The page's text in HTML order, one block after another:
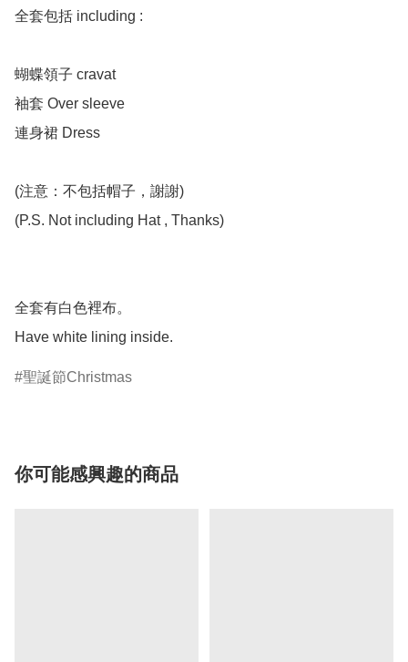
全套包括 including :
蝴蝶領子 cravat
袖套 Over sleeve
連身裙 Dress
(注意：不包括帽子，謝謝)
(P.S. Not including Hat , Thanks)
全套有白色裡布。
聖誕節Christmas
你可能感興趣的商品